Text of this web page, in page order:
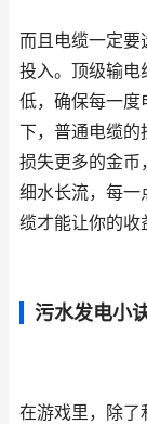
而且电缆一定要
投入。顶级输电
低，确保每一度
下，普通电缆的
损失更多的金币
细水长流，每一
缆才能让你的收
污水发电小
在游戏里，除了